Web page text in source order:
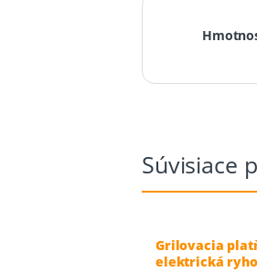
Súvisiace
Grilovacia
elektrická